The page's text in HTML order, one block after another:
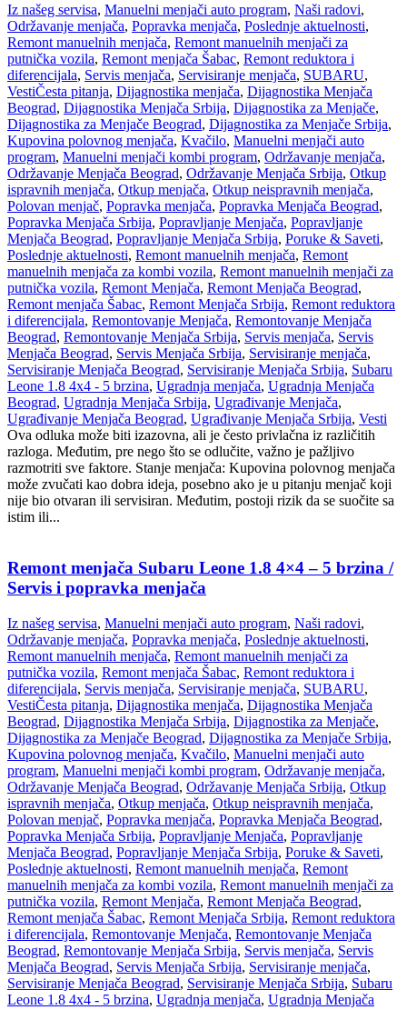
Iz našeg servisa, Manuelni menjači auto program, Naši radovi,
Održavanje menjača, Popravka menjača, Poslednje aktuelnosti,
Remont manuelnih menjača, Remont manuelnih menjači za
putnička vozila, Remont menjača Šabac, Remont reduktora i
diferencijala, Servis menjača, Servisiranje menjača, SUBARU,
VestiČesta pitanja, Dijagnostika menjača, Dijagnostika Menjača
Beograd, Dijagnostika Menjača Srbija, Dijagnostika za Menjače,
Dijagnostika za Menjače Beograd, Dijagnostika za Menjače Srbija,
Kupovina polovnog menjača, Kvačilo, Manuelni menjači auto
program, Manuelni menjači kombi program, Održavanje menjača,
Održavanje Menjača Beograd, Održavanje Menjača Srbija, Otkup
ispravnih menjača, Otkup menjača, Otkup neispravnih menjača,
Polovan menjač, Popravka menjača, Popravka Menjača Beograd,
Popravka Menjača Srbija, Popravljanje Menjača, Popravljanje
Menjača Beograd, Popravljanje Menjača Srbija, Poruke & Saveti,
Poslednje aktuelnosti, Remont manuelnih menjača, Remont
manuelnih menjača za kombi vozila, Remont manuelnih menjači za
putnička vozila, Remont Menjača, Remont Menjača Beograd,
Remont menjača Šabac, Remont Menjača Srbija, Remont reduktora
i diferencijala, Remontovanje Menjača, Remontovanje Menjača
Beograd, Remontovanje Menjača Srbija, Servis menjača, Servis
Menjača Beograd, Servis Menjača Srbija, Servisiranje menjača,
Servisiranje Menjača Beograd, Servisiranje Menjača Srbija, Subaru
Leone 1.8 4x4 - 5 brzina, Ugradnja menjača, Ugradnja Menjača
Beograd, Ugradnja Menjača Srbija, Ugrađivanje Menjača,
Ugrađivanje Menjača Beograd, Ugrađivanje Menjača Srbija, Vesti
Ova odluka može biti izazovna, ali je često privlačna iz različitih
razloga. Međutim, pre nego što se odlučite, važno je pažljivo
razmotriti sve faktore. Stanje menjača: Kupovina polovnog menjača
može zvučati kao dobra ideja, posebno ako je u pitanju menjač koji
nije bio otvaran ili servisiran. Međutim, postoji rizik da se suočite sa
istim ili...
Remont menjača Subaru Leone 1.8 4×4 – 5 brzina /
Servis i popravka menjača
Iz našeg servisa, Manuelni menjači auto program, Naši radovi,
Održavanje menjača, Popravka menjača, Poslednje aktuelnosti,
Remont manuelnih menjača, Remont manuelnih menjači za
putnička vozila, Remont menjača Šabac, Remont reduktora i
diferencijala, Servis menjača, Servisiranje menjača, SUBARU,
VestiČesta pitanja, Dijagnostika menjača, Dijagnostika Menjača
Beograd, Dijagnostika Menjača Srbija, Dijagnostika za Menjače,
Dijagnostika za Menjače Beograd, Dijagnostika za Menjače Srbija,
Kupovina polovnog menjača, Kvačilo, Manuelni menjači auto
program, Manuelni menjači kombi program, Održavanje menjača,
Održavanje Menjača Beograd, Održavanje Menjača Srbija, Otkup
ispravnih menjača, Otkup menjača, Otkup neispravnih menjača,
Polovan menjač, Popravka menjača, Popravka Menjača Beograd,
Popravka Menjača Srbija, Popravljanje Menjača, Popravljanje
Menjača Beograd, Popravljanje Menjača Srbija, Poruke & Saveti,
Poslednje aktuelnosti, Remont manuelnih menjača, Remont
manuelnih menjača za kombi vozila, Remont manuelnih menjači za
putnička vozila, Remont Menjača, Remont Menjača Beograd,
Remont menjača Šabac, Remont Menjača Srbija, Remont reduktora
i diferencijala, Remontovanje Menjača, Remontovanje Menjača
Beograd, Remontovanje Menjača Srbija, Servis menjača, Servis
Menjača Beograd, Servis Menjača Srbija, Servisiranje menjača,
Servisiranje Menjača Beograd, Servisiranje Menjača Srbija, Subaru
Leone 1.8 4x4 - 5 brzina, Ugradnja menjača, Ugradnja Menjača